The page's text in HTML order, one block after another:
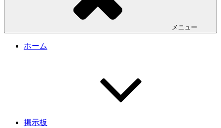
メニュー
ホーム
掲示板